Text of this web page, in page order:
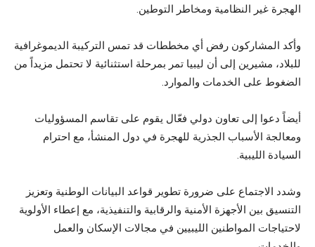
الهجرة غير النظامية ومخاطر التوطين.
وأكد المشاركون رفض أي مخططات قد تمس التركيبة الديموغرافية
للبلاد، مشيرين إلى أن ليبيا تمر بمرحلة استثنائية لا تحتمل مزيداً من
الضغوط على الخدمات والموارد.
أيضاً دعوا إلى تعاون دولي فعّال يقوم على تقاسم المسؤوليات
ومعالجة الأسباب الجذرية للهجرة في دول المنشأ، مع احترام
السيادة الليبية.
وشدد الاجتماع على ضرورة تطوير قواعد البيانات الوطنية وتعزيز
التنسيق بين الأجهزة الأمنية والرقابية والتنفيذية، مع إعطاء الأولوية
لاحتياجات المواطنين الليبيين في مجالات الإسكان والعمل